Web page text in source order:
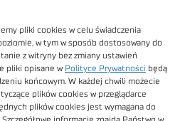
pliki cookies w celu świadczenia
w tym w sposób dostosowany do
z witryny bez zmiany ustawień
pliki opisane w Polityce Prywatności będą
końcowym. W każdej chwili możecie
plików cookies w przeglądarce
plików cookies jest wymagana do